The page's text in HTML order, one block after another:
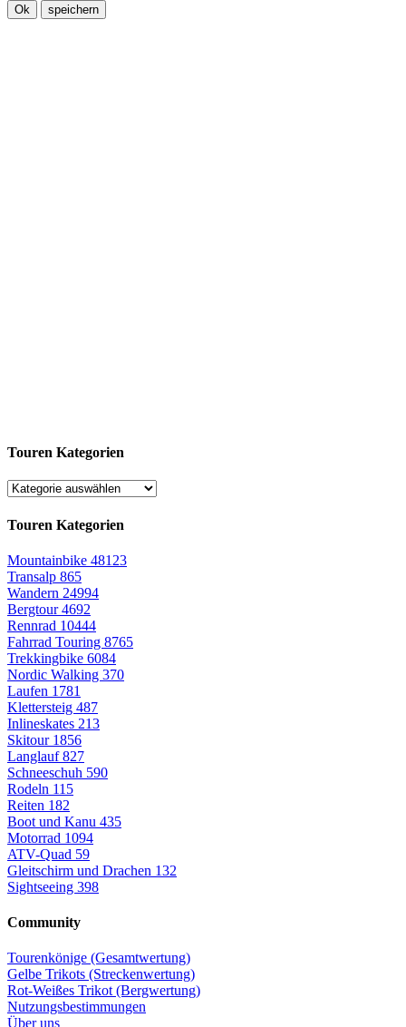
Ok speichern
Touren Kategorien
Touren Kategorien
Mountainbike 48123
Transalp 865
Wandern 24994
Bergtour4692
Rennrad 10444
Fahrrad Touring 8765
Trekkingbike 6084
Nordic Walking 370
Laufen 1781
Klettersteig 487
Inlineskates 213
Skitour 1856
Langlauf827
Schneeschuh 590
Rodeln 115
Reiten 182
Boot und Kanu 435
Motorrad 1094
ATV-Quad 59
Gleitschirm und Drachen 132
Sightseeing 398
Community
Tourenkönige (Gesamtwertung)
Gelbe Trikots (Streckenwertung)
Rot-Weißes Trikot (Bergwertung)
Nutzungsbestimmungen
Über uns